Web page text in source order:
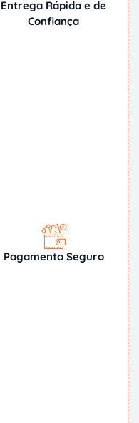
Entrega Rápida e de
Confiança
Pagamento Seguro